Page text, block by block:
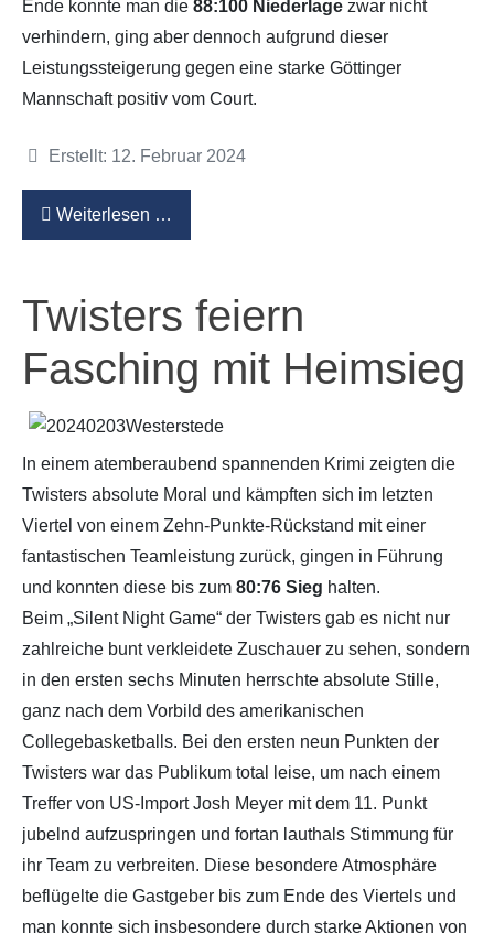
Ende konnte man die 88:100 Niederlage zwar nicht
verhindern, ging aber dennoch aufgrund dieser
Leistungssteigerung gegen eine starke Göttinger
Mannschaft positiv vom Court.
Details
Erstellt: 12. Februar 2024
Weiterlesen …
Twisters feiern
Fasching mit Heimsieg
In einem atemberaubend spannenden Krimi zeigten die
Twisters absolute Moral und kämpften sich im letzten
Viertel von einem Zehn-Punkte-Rückstand mit einer
fantastischen Teamleistung zurück, gingen in Führung
und konnten diese bis zum 80:76 Sieg halten.
Beim „Silent Night Game“ der Twisters gab es nicht nur
zahlreiche bunt verkleidete Zuschauer zu sehen, sondern
in den ersten sechs Minuten herrschte absolute Stille,
ganz nach dem Vorbild des amerikanischen
Collegebasketballs. Bei den ersten neun Punkten der
Twisters war das Publikum total leise, um nach einem
Treffer von US-Import Josh Meyer mit dem 11. Punkt
jubelnd aufzuspringen und fortan lauthals Stimmung für
ihr Team zu verbreiten. Diese besondere Atmosphäre
beflügelte die Gastgeber bis zum Ende des Viertels und
man konnte sich insbesondere durch starke Aktionen von